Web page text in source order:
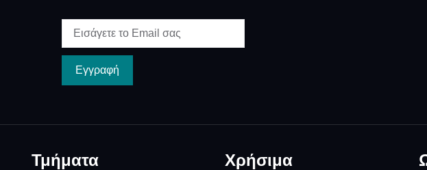
Εγγραφή
Τμήματα Χρήσιμα